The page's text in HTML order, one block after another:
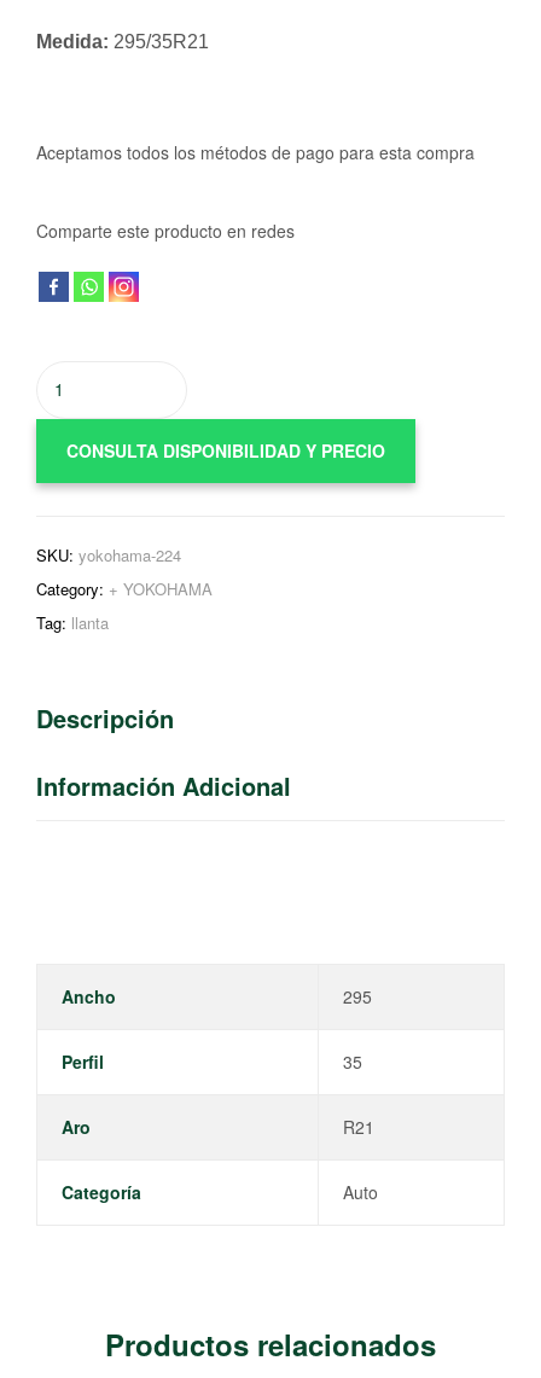
Medida: 295/35R21
Aceptamos todos los métodos de pago para esta compra
Comparte este producto en redes
CONSULTA DISPONIBILIDAD Y PRECIO
SKU: yokohama-224
Category: + YOKOHAMA
Tag: llanta
Descripción
Información Adicional
Ancho 295
Perfil 35
Aro R21
Categoría Auto
Productos relacionados